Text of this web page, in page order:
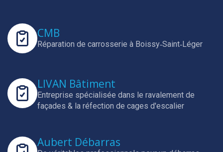
CMB
Réparation de carrosserie à Boissy‑Saint‑Léger
LIVAN Bâtiment
Entreprise spécialisée dans le ravalement de
façades & la réfection de cages d'escalier
Aubert Débarras